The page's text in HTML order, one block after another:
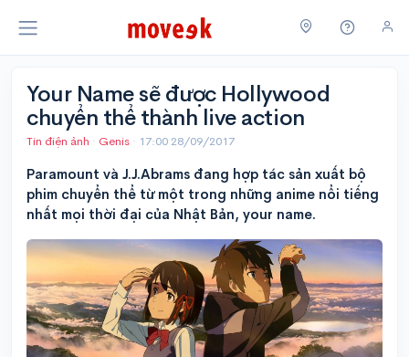
Your Name sẽ được Hollywood
chuyển thể thành live action
Tin điện ảnh · Genis · 17:00 28/09/2017
Paramount và J.J.Abrams đang hợp tác sản xuất bộ
phim chuyển thể từ một trong những anime nổi tiếng
nhất mọi thời đại của Nhật Bản, your name.